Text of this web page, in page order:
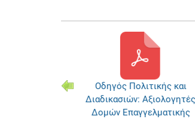
Οδηγός Πολιτικής και
Διαδικασιών: Αξιολογητές
Δομών Επαγγελματικής